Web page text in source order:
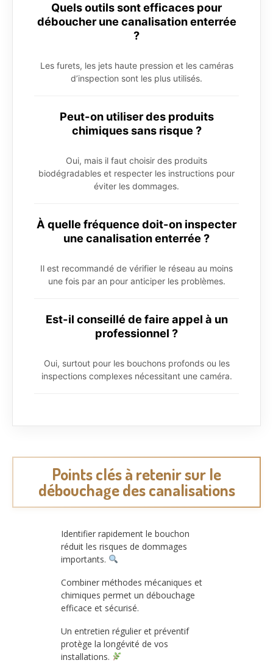
Quels outils sont efficaces pour
déboucher une canalisation enterrée
?
Les furets, les jets haute pression et les caméras
d’inspection sont les plus utilisés.
Peut-on utiliser des produits
chimiques sans risque ?
Oui, mais il faut choisir des produits
biodégradables et respecter les instructions pour
éviter les dommages.
À quelle fréquence doit-on inspecter
une canalisation enterrée ?
Il est recommandé de vérifier le réseau au moins
une fois par an pour anticiper les problèmes.
Est-il conseillé de faire appel à un
professionnel ?
Oui, surtout pour les bouchons profonds ou les
inspections complexes nécessitant une caméra.
Points clés à retenir sur le
débouchage des canalisations
Identifier rapidement le bouchon
réduit les risques de dommages
importants.
Combiner méthodes mécaniques et
chimiques permet un débouchage
efficace et sécurisé.
Un entretien régulier et préventif
protège la longévité de vos
installations.